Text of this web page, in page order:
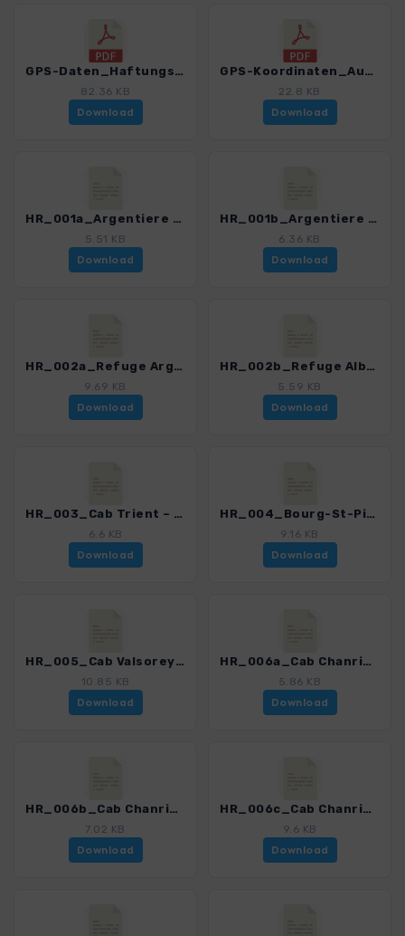
GPS-Daten_Haftungsausschluss-Nutzungsbedingungen_SF_Haute Route_5919_2.pdf
82.36 KB
Download
GPS-Koordinaten_Ausgangspunkte_SF_Haute_Route_5919_2.pdf
22.8 KB
Download
HR_001a_Argentiere – Refuge Argentiere_5919_2.gpx
5.51 KB
Download
HR_001b_Argentiere – Refuge Albert_5919_2.gpx
6.36 KB
Download
HR_002a_Refuge Argentiere – Cab Trient_5919_2.gpx
9.69 KB
Download
HR_002b_Refuge Albert – Cab Trient_5919_2.gpx
5.59 KB
Download
HR_003_Cab Trient – Bourg-St-Pierre_5919_2.gpx
6.6 KB
Download
HR_004_Bourg-St-Pierre – Cab Valsorey_5919_2.gpx
9.16 KB
Download
HR_005_Cab Valsorey – Cab Chanrion_5919_2.gpx
10.85 KB
Download
HR_006a_Cab Chanrion – Otemma –Cab Vignettes_5919_2.gpx
5.86 KB
Download
HR_006b_Cab Chanrion – Pigne Arolla – Cab Vignettes_5919_2.gpx
7.02 KB
Download
HR_006c_Cab Chanrion – Rif Nacamuli_5919_2.gpx
9.6 KB
Download